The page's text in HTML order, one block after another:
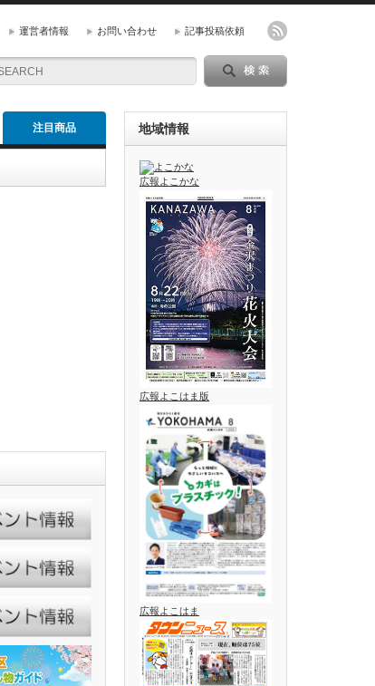
運営者情報 お問い合わせ 記事投稿依頼
注目商品 地域情報
広報よこかな
広報よこはま版
広報よこはま